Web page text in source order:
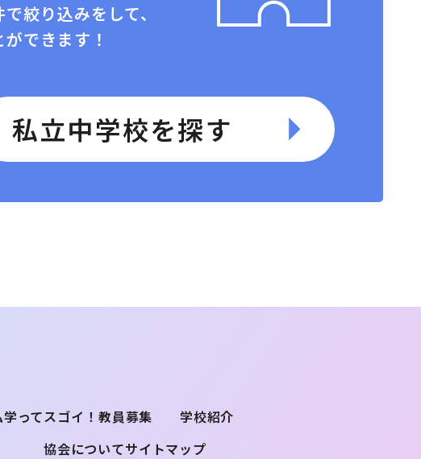
絞り込みをして、
できます！
私立中学校を探す
ってスゴイ！ 教員募集
学校紹介
協会についてサイトマップ